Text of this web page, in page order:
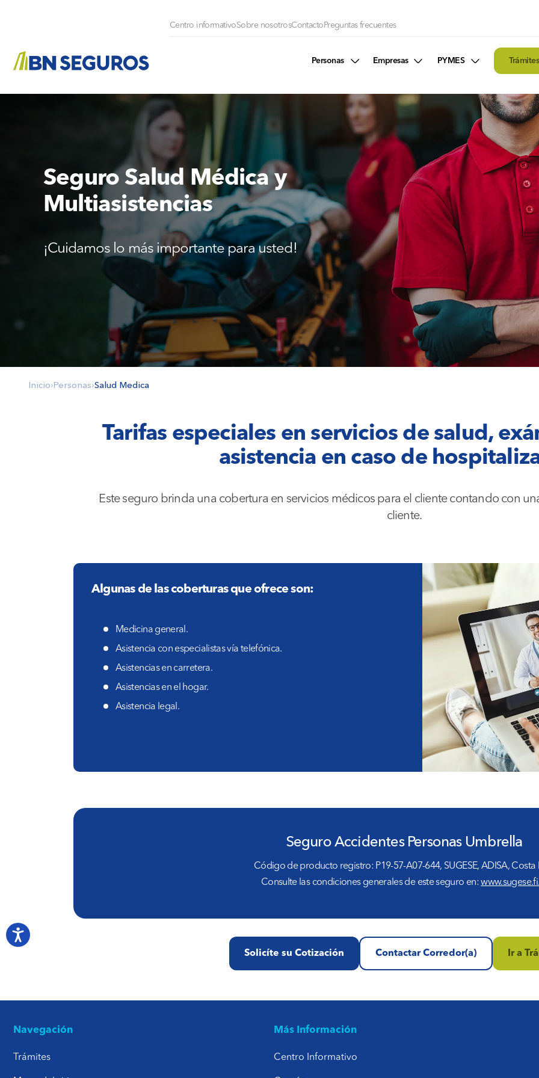
Centro informativoSobre nosotrosContacto Preguntas frecuentes
Personas Empresas PYMES Trámites
Seguro Salud Médica y
Multiasistencias
¡Cuidamos lo más importante para usted!
Inicio›Personas›Salud Medica
Tarifas especiales en servicios de salud,
asistencia en caso de
Este seguro brinda una cobertura en servicios médicos para el cliente contando con
cliente.
Algunas de las coberturas que ofrece son:
Medicina general.
Asistencia con especialistas vía telefónica.
Asistencias en carretera.
Asistencias en el hogar.
Asistencia legal.
Seguro Accidentes Personas Umbrella
Código de producto registro: P19-57-A07-644, SUGESE, ADISA, Costa
Consulte las condiciones generales de este seguro en:
Solicíte su Cotización Contactar Corredor(a) Ir a
Navegación
Trámites
Más Información
Centro Informativo